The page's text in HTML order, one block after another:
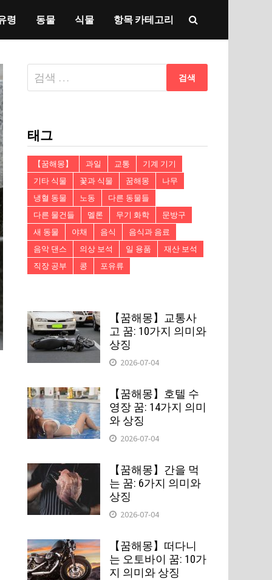
령 동물 식물 항목 카테고리
다
음
태그
【꿈해몽】 과일 교통
기계 기기
기타 식물
꽃과 식물 꿈해몽
나무
냉혈 동물
노동
다른 동물들
다른 물건들
멜론 무기 화학
문방구
새 동물
야채 음식
음식과 음료
음악 댄스
의상 보석 일 용품
재산 보석
직장 공부
콩 포유류
【꿈해몽】교통사
고 꿈: 10가지 의미와
상징
2026-07-04
【꿈해몽】호텔 수
영장 꿈: 14가지 의미
와 상징
2026-07-04
【꿈해몽】간을 먹
는 꿈: 6가지 의미와
상징
2026-07-04
【꿈해몽】떠다니
는 오토바이 꿈: 10가
지 의미와 상징